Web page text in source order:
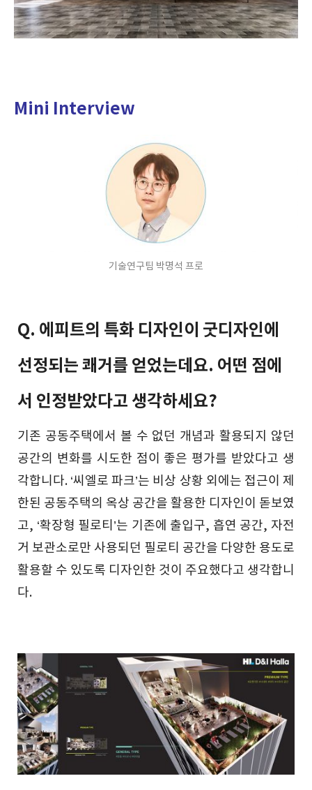
Mini Interview
기술연구팀 박명석 프로
Q. 에피트의 특화 디자인이 굿디자인에
선정되는 쾌거를 얻었는데요. 어떤 점에
서 인정받았다고 생각하세요?
기존 공동주택에서 볼 수 없던 개념과 활용되지 않던
공간의 변화를 시도한 점이 좋은 평가를 받았다고 생
각합니다. ‘씨엘로 파크’는 비상 상황 외에는 접근이 제
한된 공동주택의 옥상 공간을 활용한 디자인이 돋보였
고, ‘확장형 필로티’는 기존에 출입구, 흡연 공간, 자전
거 보관소로만 사용되던 필로티 공간을 다양한 용도로
활용할 수 있도록 디자인한 것이 주요했다고 생각합니
다.